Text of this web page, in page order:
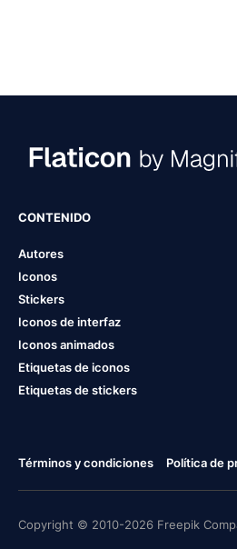
CONTENIDO
Autores
Iconos
Stickers
Iconos de interfaz
Iconos animados
Etiquetas de iconos
Etiquetas de stickers
Términos y condiciones Política de
Copyright © 2010-2026 Freepik